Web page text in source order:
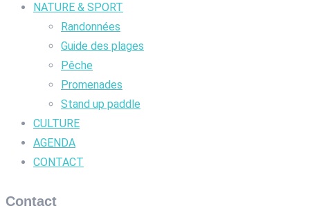
NATURE & SPORT
Randonnées
Guide des plages
Pêche
Promenades
Stand up paddle
CULTURE
AGENDA
CONTACT
Contact